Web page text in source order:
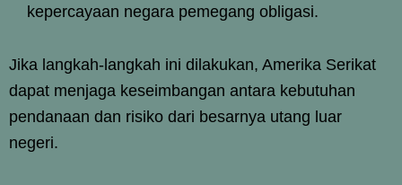
kepercayaan negara pemegang obligasi.
Jika langkah-langkah ini dilakukan, Amerika Serikat
dapat menjaga keseimbangan antara kebutuhan
pendanaan dan risiko dari besarnya utang luar
negeri.